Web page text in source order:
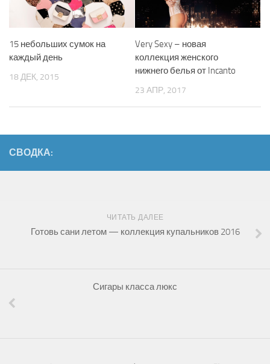
15 небольших сумок на
каждый день
18 ДЕК, 2015
Very Sexy – новая
коллекция женского
нижнего белья от Incanto
23 АПР, 2017
СВОДКА:
ЧИТАТЬ ДАЛЕЕ
Готовь сани летом — коллекция купальников 2016
Сигары класса люкс